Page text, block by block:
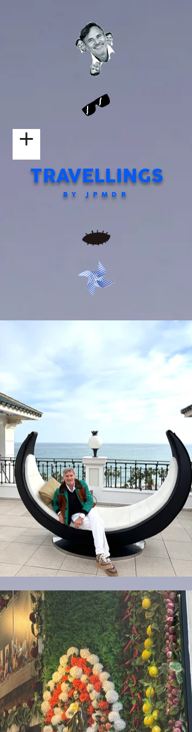
TRAVELLINGS
BY JPMDR